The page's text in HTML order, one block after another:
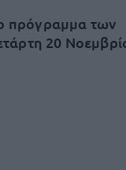
πρόγραμμα των
20